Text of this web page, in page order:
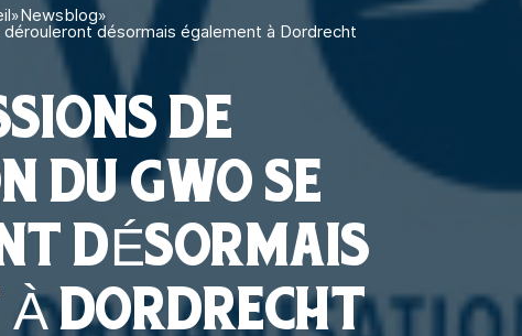
»Newsblog»
désormais également à Dordrecht
DE
DU GWO SE
DÉSORMAIS
DORDRECHT